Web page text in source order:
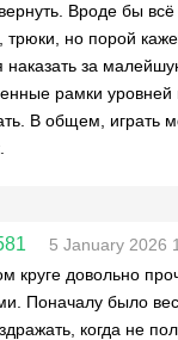
Вроде бы
трюки, но порой
наказать за
рамки уровней
В общем, играть
5 January 2026
круге довольно
Поначалу было
когда не